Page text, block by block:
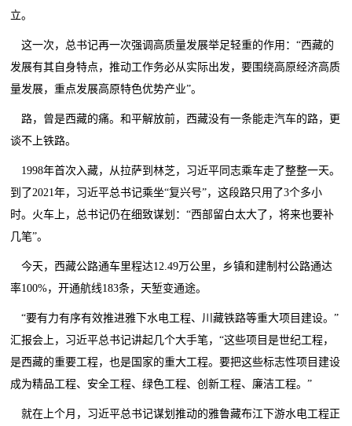
立。
这一次，总书记再一次强调高质量发展举足轻重的作用：“西藏的
发展有其自身特点，推动工作务必从实际出发，要围绕高原经济高质
量发展，重点发展高原特色优势产业”。
路，曾是西藏的痛。和平解放前，西藏没有一条能走汽车的路，更
谈不上铁路。
1998年首次入藏，从拉萨到林芝，习近平同志乘车走了整整一天。
到了2021年，习近平总书记乘坐“复兴号”，这段路只用了3个多小
时。火车上，总书记仍在细致谋划：“西部留白太大了，将来也要补
几笔”。
今天，西藏公路通车里程达12.49万公里，乡镇和建制村公路通达
率100%，开通航线183条，天堑变通途。
“要有力有序有效推进雅下水电工程、川藏铁路等重大项目建设。”
汇报会上，习近平总书记讲起几个大手笔，“这些项目是世纪工程，
是西藏的重要工程，也是国家的重大工程。要把这些标志性项目建设
成为精品工程、安全工程、绿色工程、创新工程、廉洁工程。”
就在上个月，习近平总书记谋划推动的雅鲁藏布江下游水电工程正